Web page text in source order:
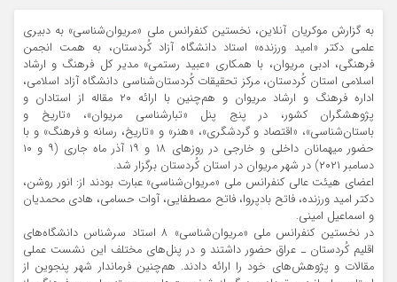
به گزارش موکریان آنلاین، نخستین کنفرانس ملی «مریوان‌شناسی» به دبیری
علمی دکتر «امید ورزنده» استاد دانشگاه آزاد کُردستان، به همت انجمن
فرهنگی، ادبی مریوان، با همکاری «عبید رستمی» مدیر کل فرهنگ و ارشاد
اسلامی استان کُردستان، مرکز تحقیقات کُردستان‌شناسی دانشگاه آزاد اسلامی،
اداره فرهنگ و ارشاد مریوان و هم‌چنین با ارائه ۲۰ مقاله از استادان و
پژوهشگران کشور، در پنج پنل «تبارشناسی مریوان»، «تاریخ و
باستان‌شناسی»، «اقتصاد و گردشگری»، «هنر» و «تاریخ، رسانه و فرهنگ» و با
حضور میهمانان داخلی و خارجی در روزهای ۱۸ و ۱۹ آذر ماه جاری (۹ و ۱۰
دسامبر ۲۰۲۱) در شهر مریوان در استان کُردستان برگزار ‌شد.
اعضای هیئت عالی کنفرانس ملی «مریوان‌شناسی» عبارت بودند از: انور روشن،
دکتر امید ورزنده، فاتح بادپروا، فاتح مصطفایی، آوات حسامی، هادی محمدیان
و اسماعیل امینی.
در نخستین کنفرانس ملی «مریوان‌شناسی» ۸ استاد سرشناس دانشگاه‌های
اقلیم کُردستان ـ عراق حضور داشتند و در پنل‌های مختلف این نشست عملی
مقالات و پژوهش‌های خود را ارائه دادند. هم‌چنین فرماندار شهر پنجوین از